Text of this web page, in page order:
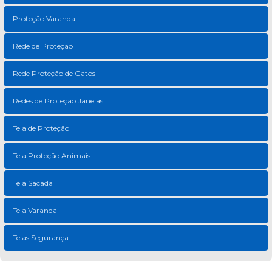
Proteção Varanda
Rede de Proteção
Rede Proteção de Gatos
Redes de Proteção Janelas
Tela de Proteção
Tela Proteção Animais
Tela Sacada
Tela Varanda
Telas Segurança